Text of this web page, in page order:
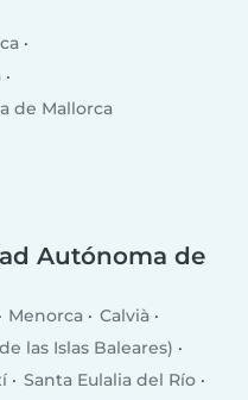
de Mallorca
Autónoma de
Menorca
Calvià
las Islas Baleares)
Santa Eulalia del Río